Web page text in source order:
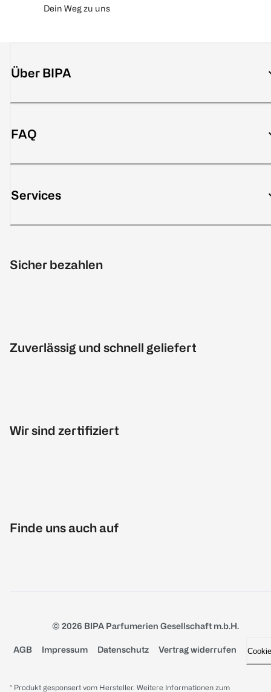
Dein Weg zu uns
Über BIPA
FAQ
Services
Sicher bezahlen
Zuverlässig und schnell geliefert
Wir sind zertifiziert
Finde uns auch auf
© 2026 BIPA Parfumerien Gesellschaft m.b.H.
AGB Impressum Datenschutz Vertrag widerrufen
* Produkt gesponsert vom Hersteller. Weitere Informationen zum